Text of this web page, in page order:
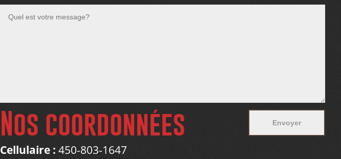
Nos coordonnées
Cellulaire : 450-803-1647